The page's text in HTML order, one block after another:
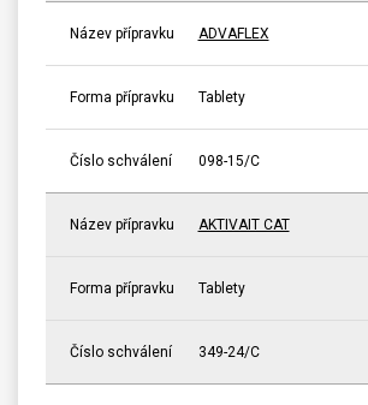
Název přípravku ADVAFLEX
Forma přípravku Tablety
Číslo schválení 098-15/C
Název přípravku AKTIVAIT CAT
Forma přípravku Tablety
Číslo schválení 349-24/C